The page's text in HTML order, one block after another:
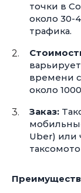
точки в
около 30-
трафика.
времени
около
Заказ:
Uber) или